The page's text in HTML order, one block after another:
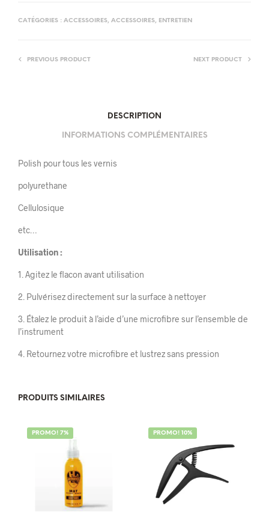
CATÉGORIES : ACCESSOIRES, ACCESSOIRES, ENTRETIEN
PREVIOUS PRODUCT NEXT PRODUCT
DESCRIPTION
INFORMATIONS COMPLÉMENTAIRES
Polish pour tous les vernis
polyurethane
Cellulosique
etc…
Utilisation :
1. Agitez le flacon avant utilisation
2. Pulvérisez directement sur la surface à nettoyer
3. Étalez le produit à l’aide d’une microfibre sur l’ensemble de
l’instrument
4. Retournez votre microfibre et lustrez sans pression
PRODUITS SIMILAIRES
PROMO! 7% PROMO! 10%